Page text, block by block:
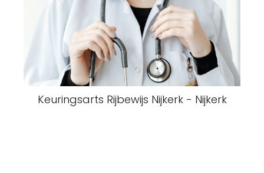
Keuringsarts Rijbewijs Nijkerk - Nijkerk